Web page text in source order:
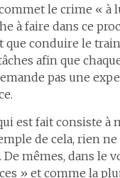
le crime « à
à faire dans ce
que conduire le
afin que
pas une
est fait consiste à
de cela, rien
mêmes, dans le
» et comme la